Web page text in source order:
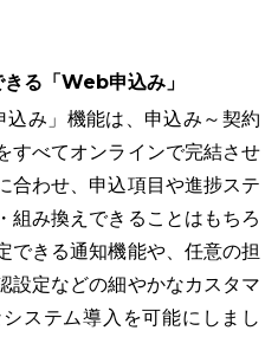
る「Web申込み」
み」機能は、申込み～契約
すべてオンラインで完結させ
合わせ、申込項目や進捗ステ
組み換えできることはもちろ
できる通知機能や、任意の担
設定などの細やかなカスタマ
ステム導入を可能にしまし